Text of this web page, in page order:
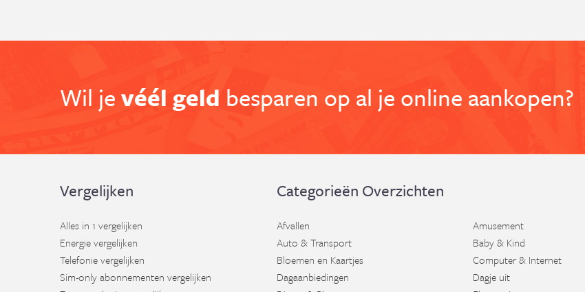
Wil jevéél geld besparen op al je online aankopen?
Vergelijken
Alles in 1 vergelijken
Energie vergelijken
Telefonie vergelijken
Sim-only abonnementen vergelijken
Categorieën Overzichten
Afvallen
Auto & Transport
Bloemen en Kaartjes
Dagaanbiedingen
Amusement
Baby & Kind
Computer & Internet
Dagje uit